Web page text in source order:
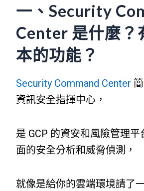
一、Security
Center 是什麼？
本的功能？
Security Command Center
資訊安全指揮中心，
是 GCP 的資安和風險管理
面的安全分析和威脅偵測，
就像是給你的雲端環境請了